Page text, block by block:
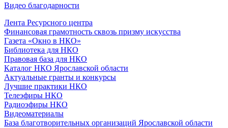
Видео благодарности
Лента Ресурсного центра
Финансовая грамотность сквозь призму искусства
Газета «Окно в НКО»
Библиотека для НКО
Правовая база для НКО
Каталог НКО Ярославской области
Актуальные гранты и конкурсы
Лучшие практики НКО
Телеэфиры НКО
Радиоэфиры НКО
Видеоматериалы
База благотворительных организаций Ярославской области